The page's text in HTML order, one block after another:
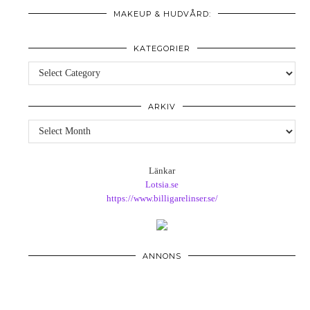
MAKEUP & HUDVÅRD:
KATEGORIER
Kategorier
ARKIV
Arkiv
Länkar
Lotsia.se
https://www.billigarelinser.se/
ANNONS